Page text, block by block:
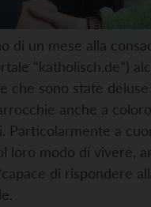
di un mese alla
“katholisch.de”)
che sono state
anche a
Particolarmente a
loro modo di vivere,
di rispondere